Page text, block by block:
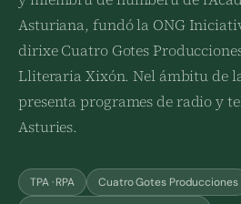
Asturiana, fundó la ONG
dirixe Cuatro Gotes
Lliteraria Xixón. Nel ámbitu de
presenta programes de radio y
Asturies.
TPA · RPA Cuatro Gotes Producciones